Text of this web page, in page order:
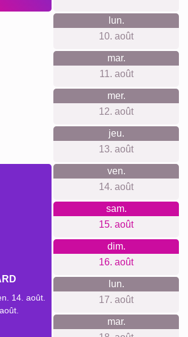
lun.
10. août
mar.
11. août
mer.
12. août
jeu.
13. août
14. août.
ven.
14. août
sam.
15. août
dim.
16. août
lun.
17. août
mar.